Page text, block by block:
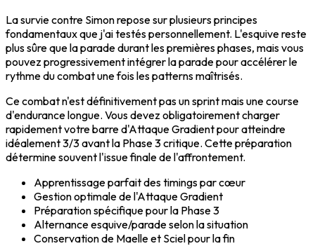
La survie contre Simon repose sur plusieurs principes
fondamentaux que j'ai testés personnellement. L'esquive reste
plus sûre que la parade durant les premières phases, mais vous
pouvez progressivement intégrer la parade pour accélérer le
rythme du combat une fois les patterns maîtrisés.
Ce combat n'est définitivement pas un sprint mais une course
d'endurance longue. Vous devez obligatoirement charger
rapidement votre barre d'Attaque Gradient pour atteindre
idéalement 3/3 avant la Phase 3 critique. Cette préparation
détermine souvent l'issue finale de l'affrontement.
Apprentissage parfait des timings par cœur
Gestion optimale de l'Attaque Gradient
Préparation spécifique pour la Phase 3
Alternance esquive/parade selon la situation
Conservation de Maelle et Sciel pour la fin